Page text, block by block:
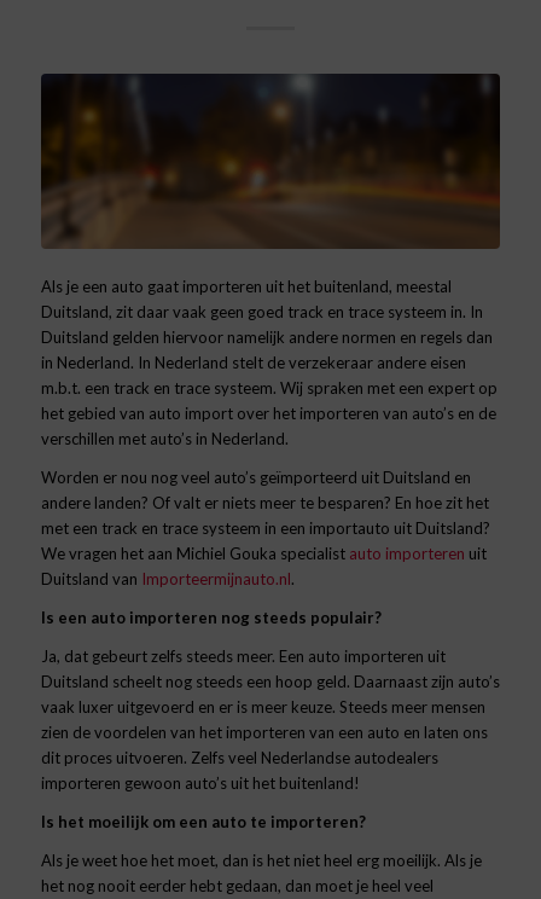
Als je een auto gaat importeren uit het buitenland, meestal
Duitsland, zit daar vaak geen goed track en trace systeem in. In
Duitsland gelden hiervoor namelijk andere normen en regels dan
in Nederland. In Nederland stelt de verzekeraar andere eisen
m.b.t. een track en trace systeem. Wij spraken met een expert op
het gebied van auto import over het importeren van auto’s en de
verschillen met auto’s in Nederland.
Worden er nou nog veel auto’s geïmporteerd uit Duitsland en
andere landen? Of valt er niets meer te besparen? En hoe zit het
met een track en trace systeem in een importauto uit Duitsland?
We vragen het aan Michiel Gouka specialist auto importeren uit
Duitsland van Importeermijnauto.nl.
Is een auto importeren nog steeds populair?
Ja, dat gebeurt zelfs steeds meer. Een auto importeren uit
Duitsland scheelt nog steeds een hoop geld. Daarnaast zijn auto’s
vaak luxer uitgevoerd en er is meer keuze. Steeds meer mensen
zien de voordelen van het importeren van een auto en laten ons
dit proces uitvoeren. Zelfs veel Nederlandse autodealers
importeren gewoon auto’s uit het buitenland!
Is het moeilijk om een auto te importeren?
Als je weet hoe het moet, dan is het niet heel erg moeilijk. Als je
het nog nooit eerder hebt gedaan, dan moet je heel veel